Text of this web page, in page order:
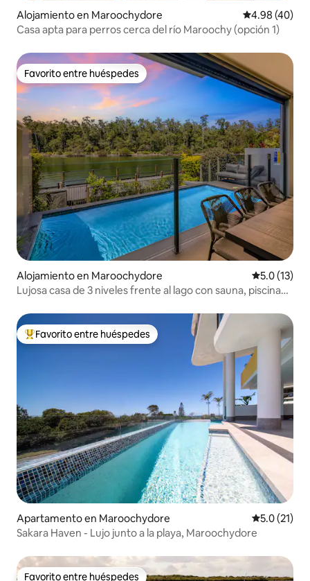
Alojamiento en Maroochydore Calificación
4.98 (40)
Casa apta para perros cerca del río Maroochy (opción 1)
Favorito entre huéspedes
Favorito entre huéspedes
Alojamiento en Maroochydore Calificación
5.0 (13)
Lujosa casa de 3 niveles frente al lago con sauna, piscina
Favorito entre huéspedes preferido
Favorito entre huéspedes
Apartamento en Maroochydore Calificación
5.0 (21)
Sakara Haven - Lujo junto a la playa, Maroochydore
Favorito entre huéspedes